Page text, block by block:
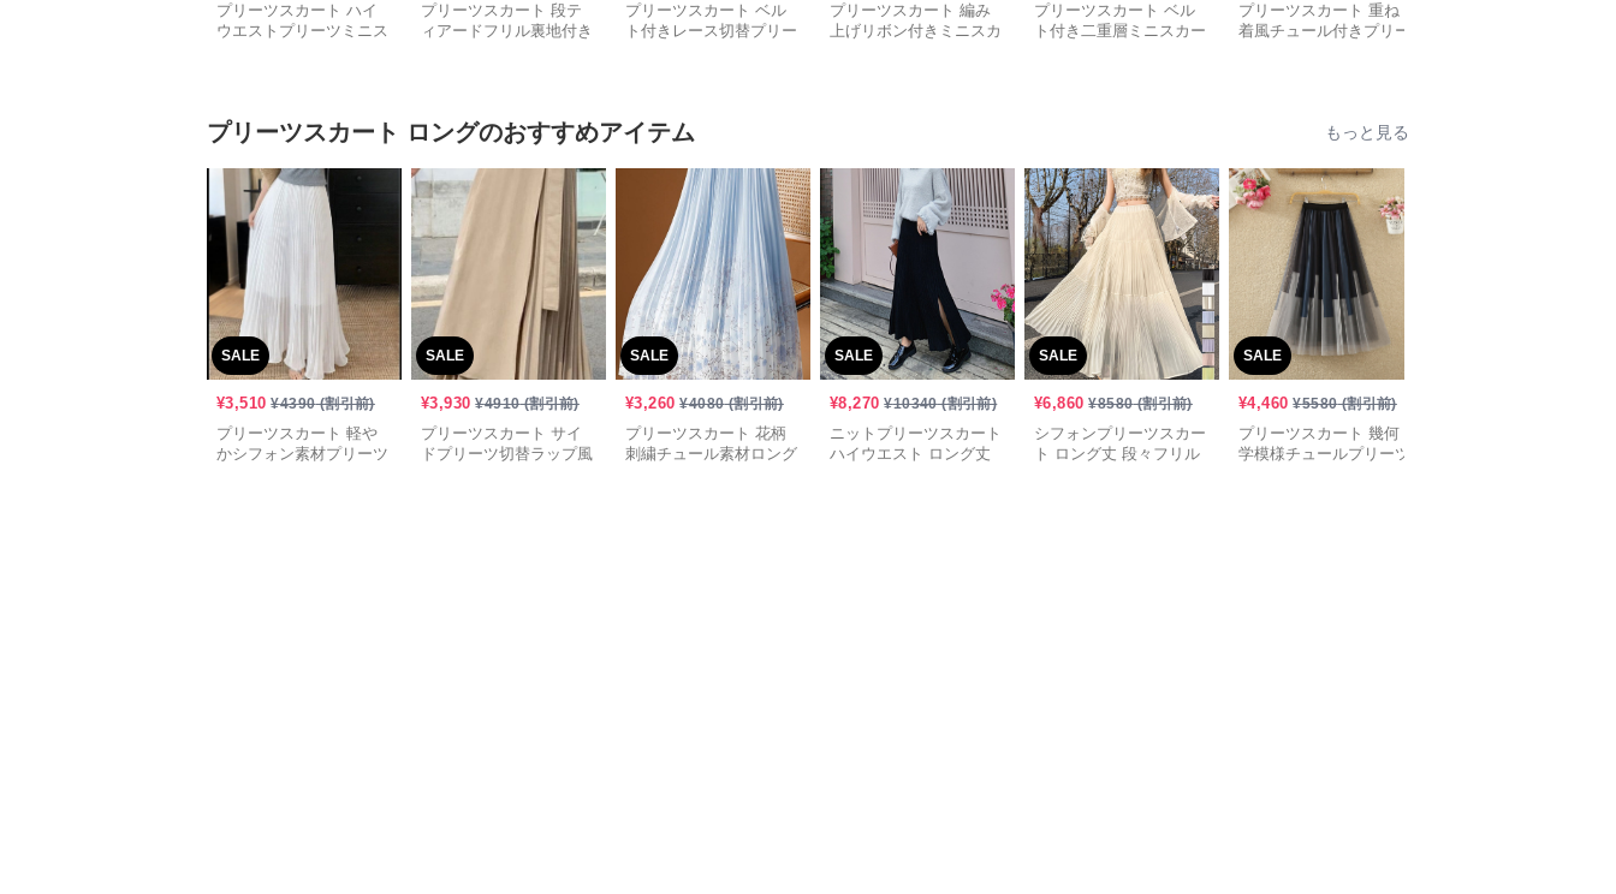
プリーツスカート ハイ
ウエストプリーツミニス
プリーツスカート 段テ
ィアードフリル裏地付き
プリーツスカート ベル
ト付きレース切替プリー
プリーツスカート 編み
上げリボン付きミニスカ
プリーツスカート ベル
ト付き二重層ミニスカー
プリーツスカート 重ね
着風チュール付きプリー
プリーツスカート ロングのおすすめアイテム もっと見る
SALE
¥3,510 ¥4390(割引前)
プリーツスカート 軽や
かシフォン素材プリーツ
SALE
¥3,930 ¥4910(割引前)
プリーツスカート サイ
ドプリーツ切替ラップ風
SALE
¥3,260 ¥4080(割引前)
プリーツスカート 花柄
刺繍チュール素材ロング
SALE
¥8,270 ¥10340(割引前)
ニットプリーツスカート
ハイウエスト ロング丈
SALE
¥6,860 ¥8580(割引前)
シフォンプリーツスカー
ト ロング丈 段々フリル
SALE
¥4,460 ¥5580(割引前)
プリーツスカート 幾何
学模様チュールプリーツ